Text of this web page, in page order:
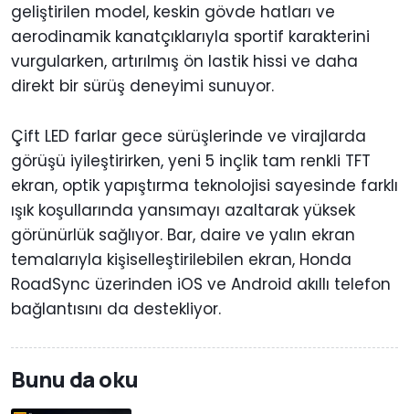
geliştirilen model, keskin gövde hatları ve
aerodinamik kanatçıklarıyla sportif karakterini
vurgularken, artırılmış ön lastik hissi ve daha
direkt bir sürüş deneyimi sunuyor.
Çift LED farlar gece sürüşlerinde ve virajlarda
görüşü iyileştirirken, yeni 5 inçlik tam renkli TFT
ekran, optik yapıştırma teknolojisi sayesinde farklı
ışık koşullarında yansımayı azaltarak yüksek
görünürlük sağlıyor. Bar, daire ve yalın ekran
temalarıyla kişiselleştirilebilen ekran, Honda
RoadSync üzerinden iOS ve Android akıllı telefon
bağlantısını da destekliyor.
Bunu da oku